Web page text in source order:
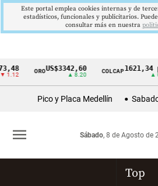
Cintillo
Colombia
OROUS$3342,60
▲ 8.20
COLCAP1621,34
▲
Pico y Placa Medellín
Sábado, 8 de Agosto de
menu
Top
Este portal emplea cookies internas y de
estadísticos, funcionales y publicitarios.
consultar más en nuestra